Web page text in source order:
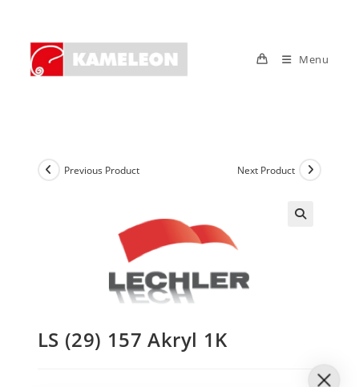
content
Menu
Previous Product Next Product
LS (29) 157 Akryl 1K